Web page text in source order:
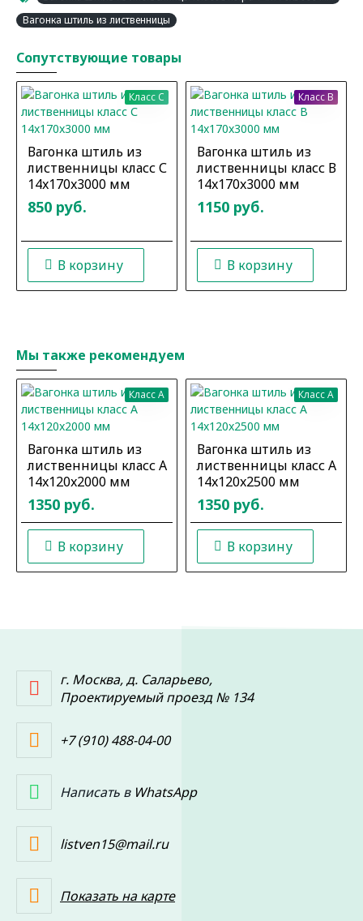
Вагонка штиль из лиственницы
Сопутствующие товары
Класс C
Вагонка штиль из
лиственницы класс С
14x170x3000 мм
850 руб.
В корзину
Класс B
Вагонка штиль из
лиственницы класс В
14x170x3000 мм
1150 руб.
В корзину
Мы также рекомендуем
Класс A
Вагонка штиль из
лиственницы класс А
14x120x2000 мм
1350 руб.
В корзину
Класс A
Вагонка штиль из
лиственницы класс А
14x120x2500 мм
1350 руб.
В корзину
г. Москва, д. Саларьево,
Проектируемый проезд № 134
+7 (910) 488-04-00
Написать в WhatsApp
listven15@mail.ru
Показать на карте